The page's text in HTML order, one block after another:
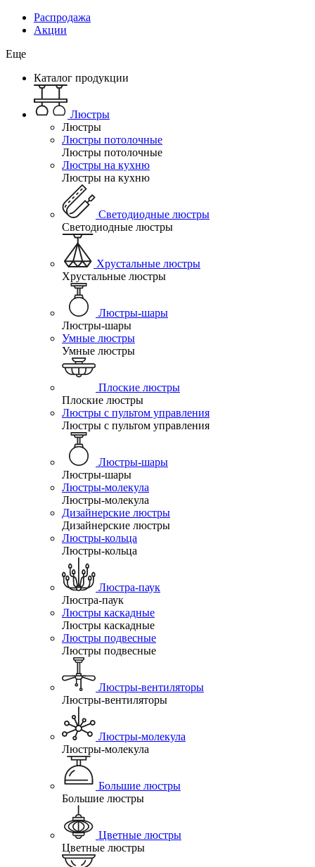
Распродажа
Акции
Еще
Каталог продукции
Люстры
Люстры
Люстры потолочные
Люстры потолочные
Люстры на кухню
Люстры на кухню
Светодиодные люстры
Светодиодные люстры
Хрустальные люстры
Хрустальные люстры
Люстры-шары
Люстры-шары
Умные люстры
Умные люстры
Плоские люстры
Плоские люстры
Люстры с пультом управления
Люстры с пультом управления
Люстры-шары
Люстры-шары
Люстры-молекула
Люстры-молекула
Дизайнерские люстры
Дизайнерские люстры
Люстры-кольца
Люстры-кольца
Люстра-паук
Люстра-паук
Люстры каскадные
Люстры каскадные
Люстры подвесные
Люстры подвесные
Люстры-вентиляторы
Люстры-вентиляторы
Люстры-молекула
Люстры-молекула
Большие люстры
Большие люстры
Цветные люстры
Цветные люстры